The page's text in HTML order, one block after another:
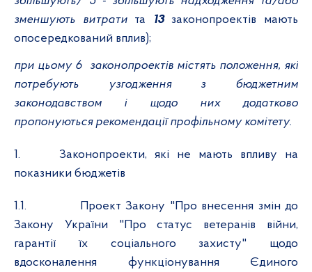
зменшують витрати та 13законопроектів мають
опосередкований вплив);
при цьому 6 законопроектів містять положення, які
потребують узгодження з бюджетним
законодавством і щодо них додатково
пропонуються рекомендації профільному комітету.
1.
Законопроекти, які не мають впливу на
показники бюджетів
1.1.
Проект Закону "Про внесення змін до
Закону України "Про статус ветеранів війни,
гарантії їх соціального захисту" щодо
вдосконалення функціонування Єдиного